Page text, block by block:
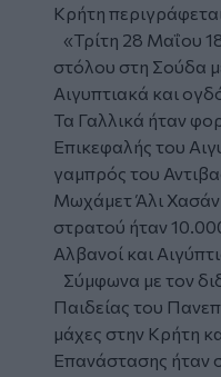
Κρήτη
«Τρίτη 28 Μαΐου
στόλου στη Σούδα
Αιγυπτιακά και
Τα Γαλλικά ήταν
Επικεφαλής του
γαμπρός του
Μωχάμετ Άλι
στρατού ήταν
Αλβανοί και
Σύμφωνα με τον
Παιδείας του
μάχες στην Κρήτη
Επανάστασης ήταν